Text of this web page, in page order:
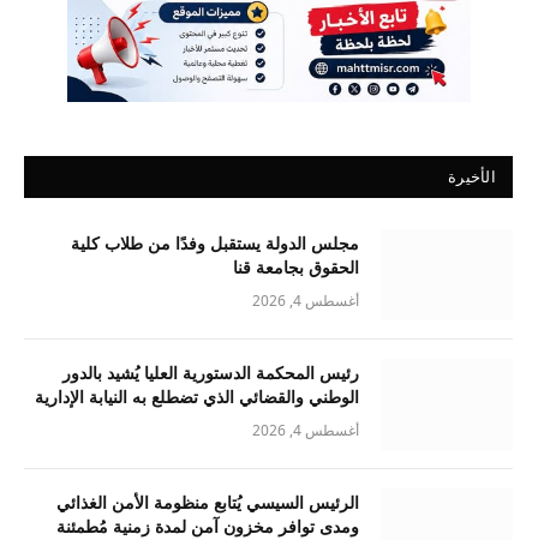
الأخيرة
مجلس الدولة يستقبل وفدًا من طلاب كلية
الحقوق بجامعة قنا
أغسطس 4, 2026
رئيس المحكمة الدستورية العليا يُشيد بالدور
الوطني والقضائي الذي تضطلع به النيابة الإدارية
أغسطس 4, 2026
الرئيس السيسي يُتابع منظومة الأمن الغذائي
ومدى توافر مخزون آمن لمدة زمنية مُطمئنة